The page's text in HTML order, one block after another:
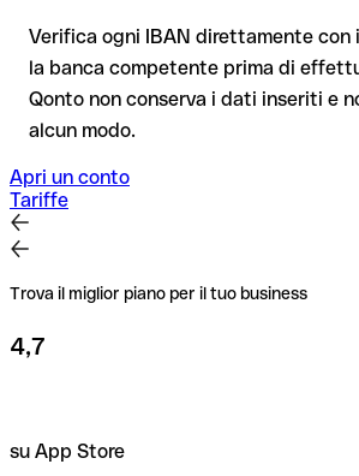
Consiglio: verifica ogni IBAN prima di un
per importi elevati o nuovi rapporti
Verifica ogni IBAN direttamente con
la banca competente prima di
Qonto non conserva i dati inseriti e
alcun modo.
Apri un conto
Tariffe
Trova il miglior piano per il tuo business
4,7
su App Store